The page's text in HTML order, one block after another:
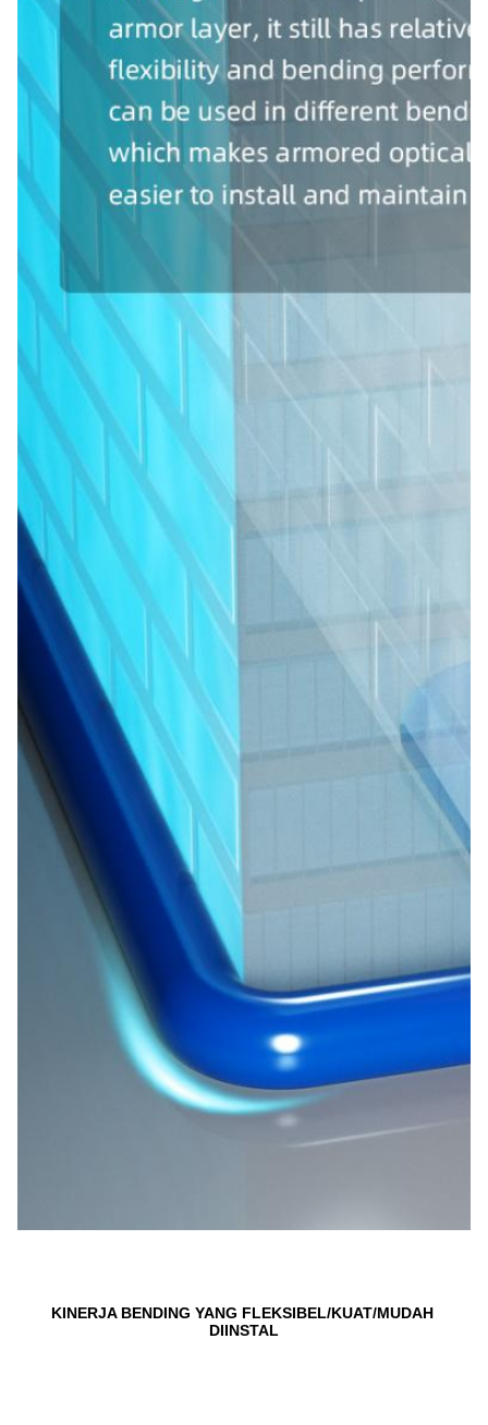
KINERJA BENDING YANG FLEKSIBEL/KUAT/MUDAH
DIINSTAL